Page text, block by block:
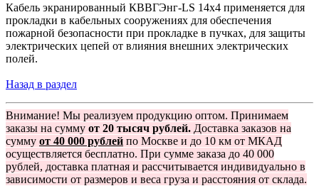
Кабель экранированный КВВГЭнг-LS 14х4 применяется для
прокладки в кабельных сооружениях для обеспечения
пожарной безопасности при прокладке в пучках, для защиты
электрических цепей от влияния внешних электрических
полей.
Назад в раздел
Внимание! Мы реализуем продукцию оптом. Принимаем
заказы на сумму от 20 тысяч рублей. Доставка заказов на
сумму от 40 000 рублей по Москве и до 10 км от МКАД
осуществляется бесплатно. При сумме заказа до 40 000
рублей, доставка платная и рассчитывается индивидуально в
зависимости от размеров и веса груза и расстояния от склада.